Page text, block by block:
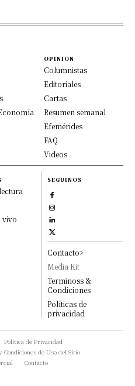
OPINION
Columnistas
Editoriales
Cartas
Resumen semanal
Efemérides
FAQ
Videos
vivo
SEGUINOS
Contacto>
Media Kit
Terminoss &
Condiciones
Políticas de
privacidad
Política de Privacidad
Condiciones de Uso del Sitio
Contacto